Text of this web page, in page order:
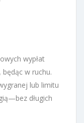
wypłat
w ruchu.
lub limitu
długich